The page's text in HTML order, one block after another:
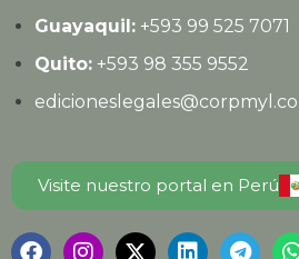
Guayaquil:+593 99 525 7071
Quito:+593 98 355 9552
Visite nuestro portal en Perú